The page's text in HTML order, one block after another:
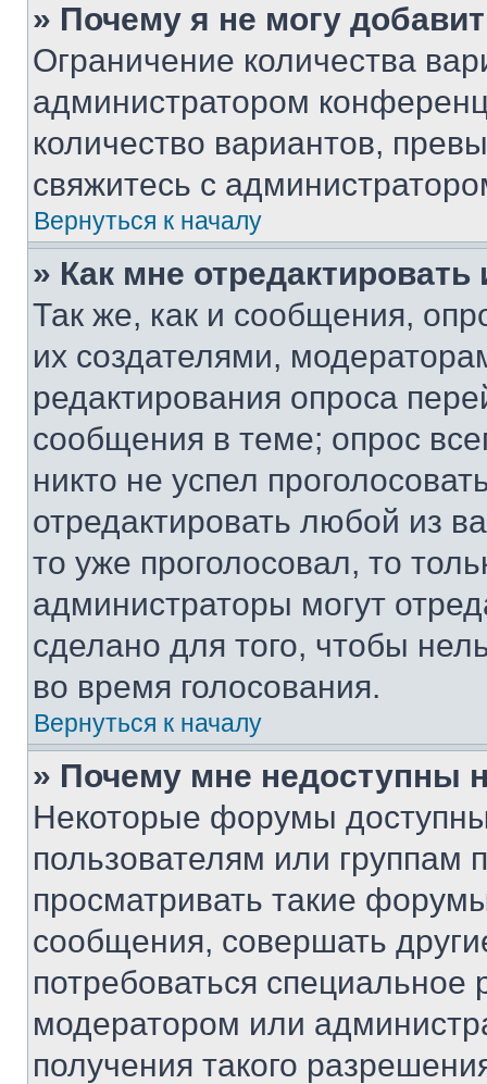
» Почему я не могу
Ограничение количества
администратором
количество вариантов,
свяжитесь с
Вернуться к началу
» Как мне
Так же, как и сообщения,
их создателями,
редактирования опроса
сообщения в теме; опрос
никто не успел
отредактировать любой из
то уже проголосовал, то
администраторы могут
сделано для того, чтобы
во время голосования.
Вернуться к началу
» Почему мне недоступны
Некоторые форумы
пользователям или группам
просматривать такие
сообщения, совершать
потребоваться
модератором или
получения такого